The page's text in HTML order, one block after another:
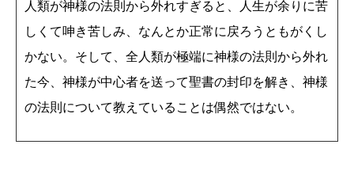
人類が神様の法則から外れすぎると、人生が余りに苦
しくて呻き苦しみ、なんとか正常に戻ろうともがくし
かない。そして、全人類が極端に神様の法則から外れ
た今、神様が中心者を送って聖書の封印を解き、神様
の法則について教えていることは偶然ではない。